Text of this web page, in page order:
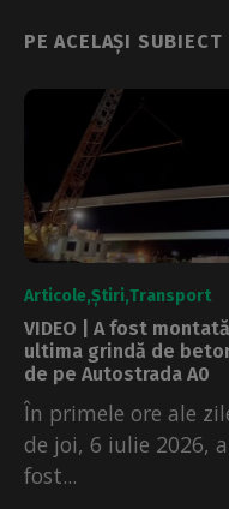
PE ACELAȘI SUBIECT
Articole Știri Transport
VIDEO | A fost montată
ultima grindă de
de pe Autostrada A0
În primele ore ale
de joi, 6 iulie 2026, a
fost...